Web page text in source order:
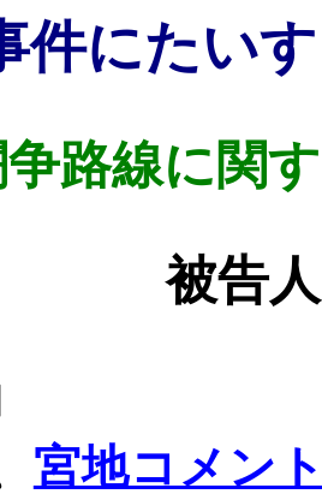
件にたい
路線に関
被告
宮地コメン